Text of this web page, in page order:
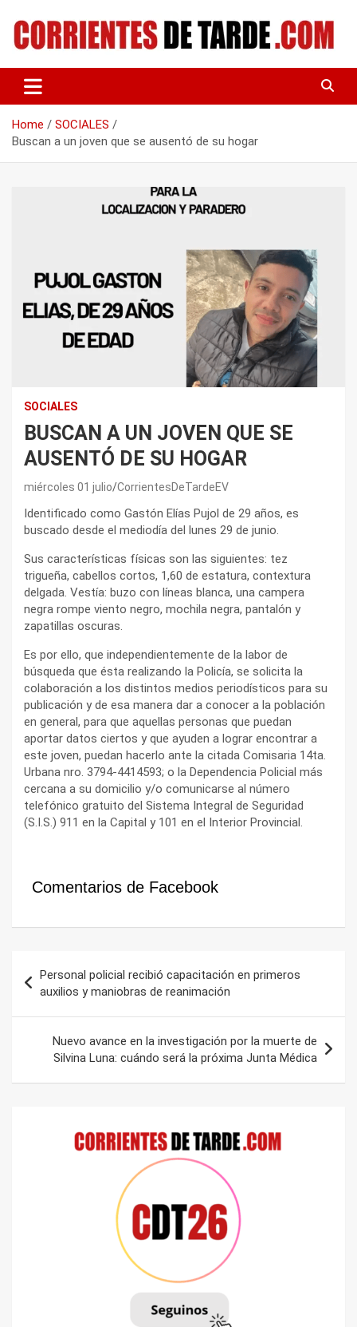
content
CORRIENTES DE TARDE
Home
SOCIALES
Buscan a un joven que se ausentó de su hogar
SOCIALES
BUSCAN A UN JOVEN QUE SE
AUSENTÓ DE SU HOGAR
miércoles 01 julio CorrientesDeTardeEV
Identificado como Gastón Elías Pujol de 29 años, es
buscado desde el mediodía del lunes 29 de junio.
Sus características físicas son las siguientes: tez
trigueña, cabellos cortos, 1,60 de estatura, contextura
delgada. Vestía: buzo con líneas blanca, una campera
negra rompe viento negro, mochila negra, pantalón y
zapatillas oscuras.
Es por ello, que independientemente de la labor de
búsqueda que ésta realizando la Policía, se solicita la
colaboración a los distintos medios periodísticos para su
publicación y de esa manera dar a conocer a la población
en general, para que aquellas personas que puedan
aportar datos ciertos y que ayuden a lograr encontrar a
este joven, puedan hacerlo ante la citada Comisaria 14ta.
Urbana nro. 3794-4414593; o la Dependencia Policial más
cercana a su domicilio y/o comunicarse al número
telefónico gratuito del Sistema Integral de Seguridad
(S.I.S.) 911 en la Capital y 101 en el Interior Provincial.
Comentarios de Facebook
de
entradas
Personal policial recibió capacitación en primeros
auxilios y maniobras de reanimación
Nuevo avance en la investigación por la muerte de
Silvina Luna: cuándo será la próxima Junta Médica